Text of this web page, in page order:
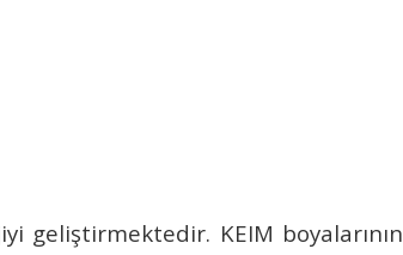
geliştirmektedir. KEIM boyalarının